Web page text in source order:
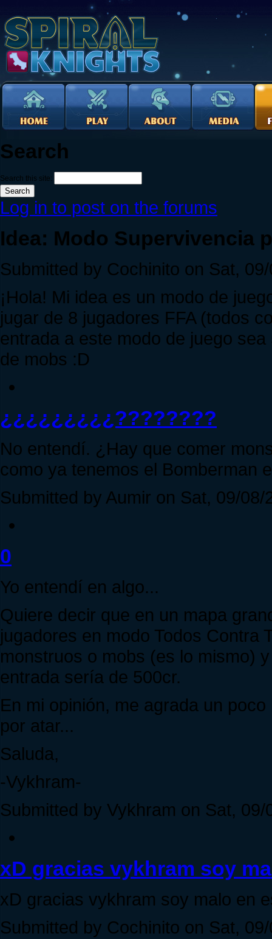
Search
Search this site:
Log in to post on the forums
Idea: Modo Supervivencia
Submitted by Cochinito on Sat,
¡Hola! Mi idea es un modo de
jugar de 8 jugadores FFA (todos
entrada a este modo de juego
de mobs :D
¿¿¿¿¿¿¿¿¿????????
No entendí. ¿Hay que comer
como ya tenemos el Bomberman
Submitted by Aumir on Sat, 09/08/
0
Yo entendí en algo...
Quiere decir que en un mapa
jugadores en modo Todos Contra
monstruos o mobs (es lo mismo)
entrada sería de 500cr.
En mi opinión, me agrada un
por atar...
Saluda,
-Vykhram-
Submitted by Vykhram on Sat,
xD gracias vykhram soy
xD gracias vykhram soy malo en
Submitted by Cochinito on Sat,